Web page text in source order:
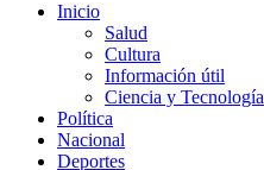
Inicio
Salud
Cultura
Información útil
Ciencia y Tecnología
Política
Nacional
Deportes